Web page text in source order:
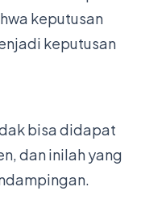
keputusan
keputusan
bisa didapat
dan inilah yang